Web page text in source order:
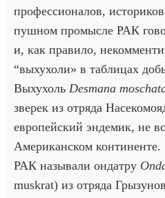
профессионалов,
пушном промысле РАК
и, как правило,
“выхухоли» в таблицах
Выхухоль Desmana
зверек из отряда
европейский эндемик, не
Американском
РАК называли ондатру
muskrat) из отряда